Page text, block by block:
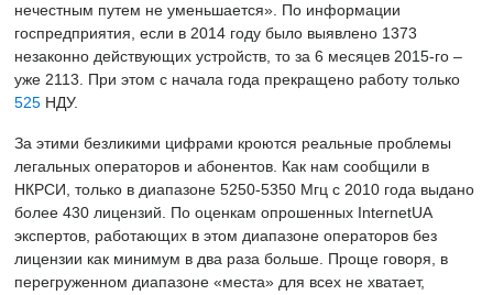
нечестным путем не уменьшается». По информации
госпредприятия, если в 2014 году было выявлено 1373
незаконно действующих устройств, то за 6 месяцев 2015-го –
уже 2113. При этом с начала года прекращено работу только
525 НДУ.
За этими безликими цифрами кроются реальные проблемы
легальных операторов и абонентов. Как нам сообщили в
НКРСИ, только в диапазоне 5250-5350 Мгц с 2010 года выдано
более 430 лицензий. По оценкам опрошенных InternetUA
экспертов, работающих в этом диапазоне операторов без
лицензии как минимум в два раза больше. Проще говоря, в
перегруженном диапазоне «места» для всех не хватает,